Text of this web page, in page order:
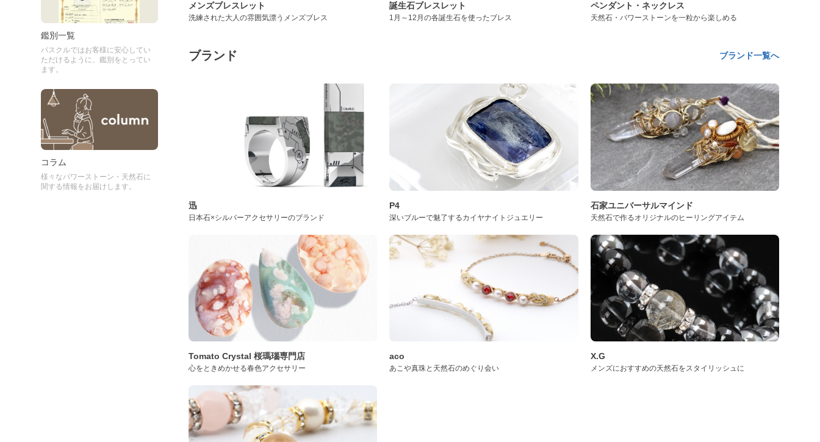
鑑別一覧
パスクルではお客様に安心してい
ただけるように、鑑別をとってい
ます。
コラム
様々なパワーストーン・天然石に
関する情報をお届けします。
メンズブレスレット
洗練された大人の雰囲気漂うメンズブレス
誕生石ブレスレット
1月～12月の各誕生石を使ったブレス
ペンダント・ネックレス
天然石・パワーストーンを一粒から楽しめる
ブランド ブランド一覧へ
迅
日本石×シルバーアクセサリーのブランド
P4
深いブルーで魅了するカイヤナイトジュエリー
石家ユニバーサルマインド
天然石で作るオリジナルのヒーリングアイテム
Tomato Crystal 桜瑪瑙専門店
心をときめかせる春色アクセサリー
aco
あこや真珠と天然石のめぐり会い
X.G
メンズにおすすめの天然石をスタイリッシュに